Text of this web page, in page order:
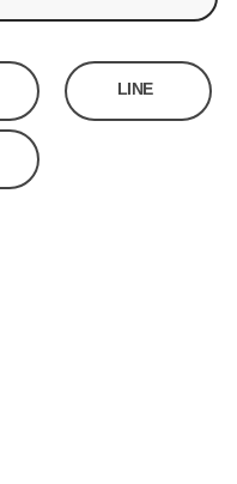
LINE